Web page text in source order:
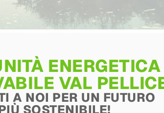
ENERGETICA
VAL
A NOI PER UN FUTURO
SOSTENIBILE!